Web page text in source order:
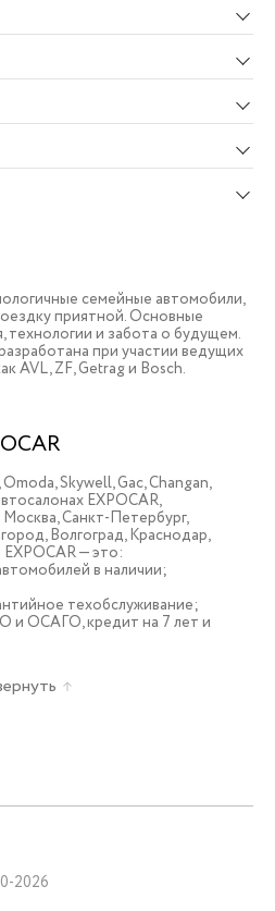
семейные автомобили,
приятной. Основные
технологии и забота о будущем.
при участии ведущих
AVL, ZF, Getrag и Bosch.
Skywell, Gac, Changan,
EXPOCAR,
Санкт-Петербург,
Волгоград, Краснодар,
— это:
в наличии;
техобслуживание;
и ОСАГО, кредит на 7 лет и
2026